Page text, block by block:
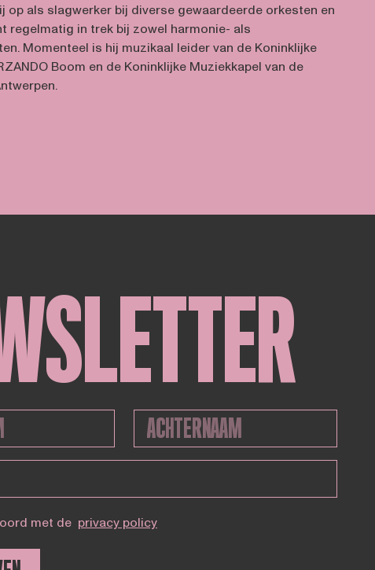
op als slagwerker bij diverse gewaardeerde orkesten en
regelmatig in trek bij zowel harmonie- als
Momenteel is hij muzikaal leider van de Koninklijke
Boom en de Koninklijke Muziekkapel van de
met de privacy policy